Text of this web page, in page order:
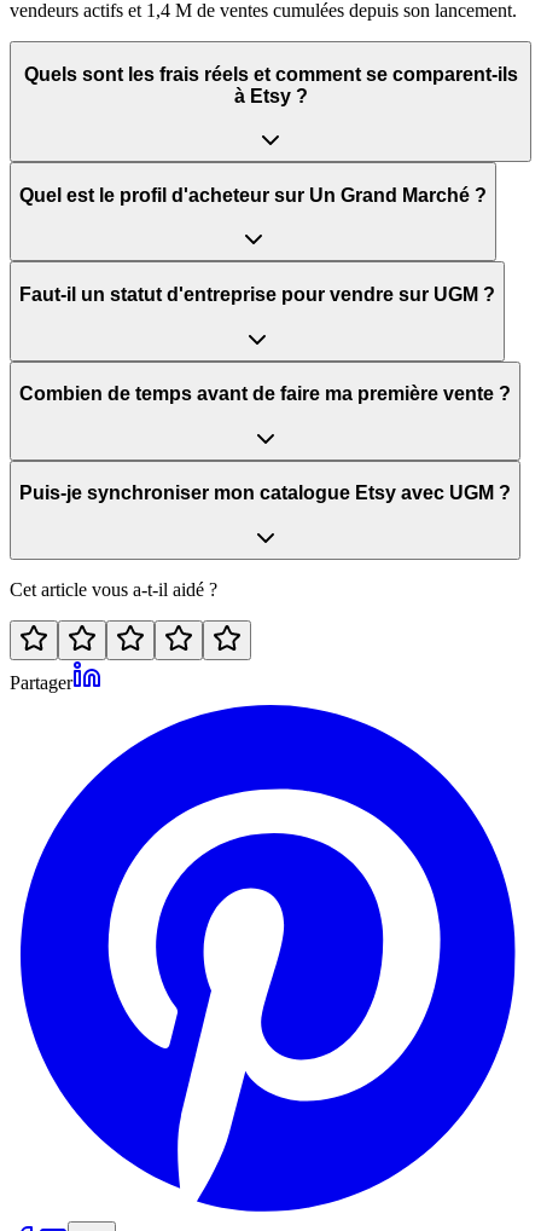
vendeurs actifs et 1,4 M de ventes cumulées depuis son lancement.
Quels sont les frais réels et comment se comparent-ils
à Etsy ?
Quel est le profil d'acheteur sur Un Grand Marché ?
Faut-il un statut d'entreprise pour vendre sur UGM ?
Combien de temps avant de faire ma première vente ?
Puis-je synchroniser mon catalogue Etsy avec UGM ?
Cet article vous a-t-il aidé ?
Partager